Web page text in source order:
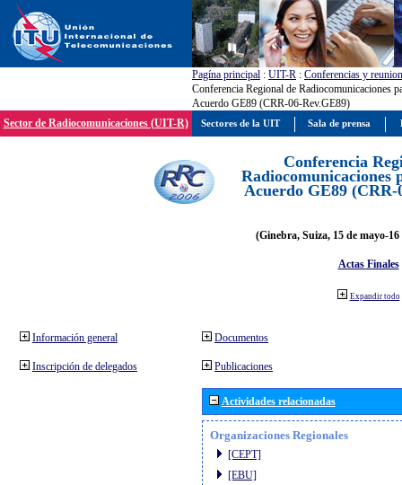
Pagína principal : UIT-R : Conferencias y
Conferencia Regional de Radiocomunicaciones
Acuerdo GE89 (CRR-06-Rev.GE89)
Sector de Radiocomunicaciones (UIT-R)
Conferencia
Radiocomunicaciones
Acuerdo GE89 (CRR-
(Ginebra, Suiza, 15 de mayo-
Actas Finales
Expandir todo
Información general
Inscripción de delegados
Documentos
Publicaciones
Actividades relacionadas
Organizaciones Regionales
[CEPT]
[EBU]
Sectores de la UIT Sala de prensa